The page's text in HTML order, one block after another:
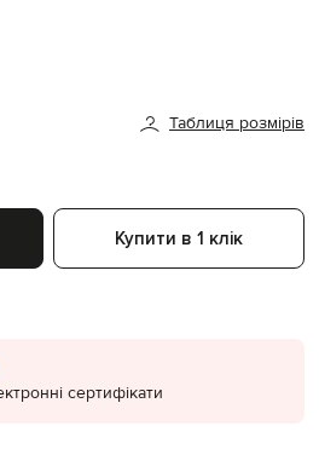
Таблиця розмірів
Купити в 1 клік
сертифікати